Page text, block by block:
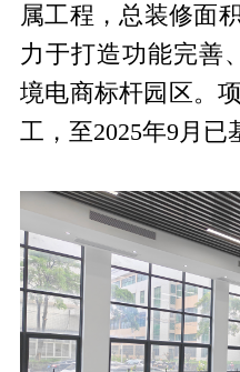
属工程，总装修面
力于打造功能完善
境电商标杆园区。
工，至2025年9月已